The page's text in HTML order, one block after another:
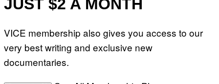
JUST $2 A MONTH
VICE membership also gives you access to our
very best writing and exclusive new
documentaries.